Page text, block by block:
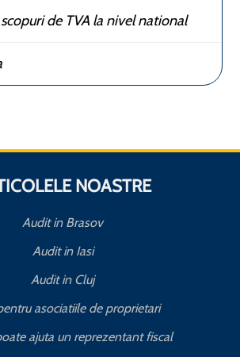
de TVA la nivel national
NOASTRE
Audit in Brasov
Audit in Iasi
Audit in Cluj
asociatiile de proprietari
ajuta un reprezentant fiscal